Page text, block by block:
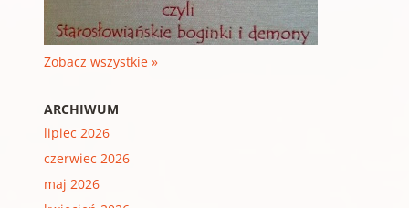
Zobacz wszystkie »
ARCHIWUM
lipiec 2026
czerwiec 2026
maj 2026